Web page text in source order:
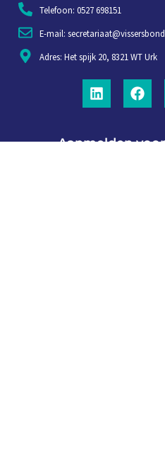
Telefoon: 0527 698151
E-mail:
Adres: Het spijk 20, 8321 WT Urk
Aanmelden